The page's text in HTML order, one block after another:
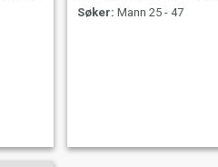
Søker: Mann 25 - 47